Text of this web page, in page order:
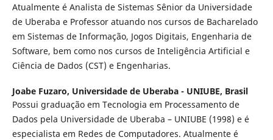
Atualmente é Analista de Sistemas Sênior da Universidade
de Uberaba e Professor atuando nos cursos de Bacharelado
em Sistemas de Informação, Jogos Digitais, Engenharia de
Software, bem como nos cursos de Inteligência Artificial e
Ciência de Dados (CST) e Engenharias.
Joabe Fuzaro, Universidade de Uberaba - UNIUBE, Brasil
Possui graduação em Tecnologia em Processamento de
Dados pela Universidade de Uberaba – UNIUBE (1998) e é
especialista em Redes de Computadores. Atualmente é